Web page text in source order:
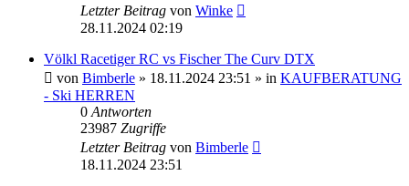
Letzter Beitrag von Winke
28.11.2024 02:19
Völkl Racetiger RC vs Fischer The Curv DTX
von Bimberle » 18.11.2024 23:51 » in KAUFBERATUNG
- Ski HERREN
0 Antworten
23987 Zugriffe
Letzter Beitrag von Bimberle
18.11.2024 23:51